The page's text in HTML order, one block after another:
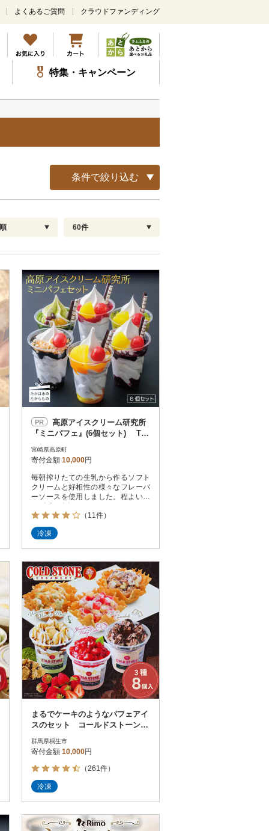
メ
ン
コ
ン
テ
ツ
ッ
よくあるご質問 クラウドファンディング
特集・キャンペーン
条件で絞り込む
配送指定 解除
お届け日時指定可
お届け時間帯指定可
発送される月指定可
その他 解除
さとふる限定のお礼品
定期便
さとふるアプリdeワンストップ申請
対象
順
い順
い順
60件
60
90
120
PR
『ミニパフェ』(6個セット) TF2
99
宮崎県高原町
寄付金額 10,000円
毎朝搾りたての生乳から作るソフト
クリームと好相性の様々なフレーバ
ーソースを使用しました。程よいサ
（11件）
冷凍
まるでケーキのようなパフェアイ
スのセット コールドストーン
群馬県桐生市
寄付金額 10,000円
（261件）
冷凍